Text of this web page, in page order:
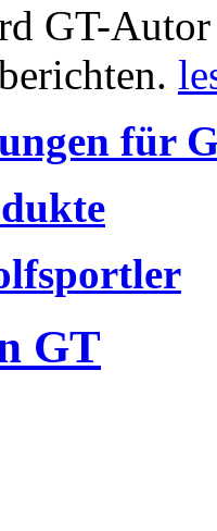
GT-
für
GT